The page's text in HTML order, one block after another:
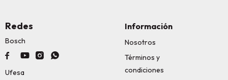
Información
Nosotros
Términos y
condiciones
Redes
Bosch
   
Ufesa